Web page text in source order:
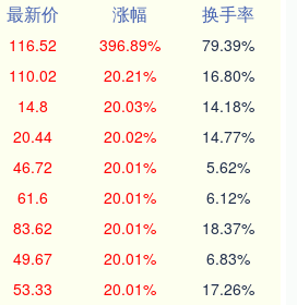
最新价 涨幅
换手率
116.52 396.89% 79.39%
110.02 20.21% 16.80%
14.8 20.03% 14.18%
20.44 20.02% 14.77%
46.72 20.01% 5.62%
61.6 20.01% 6.12%
83.62 20.01% 18.37%
49.67 20.01% 6.83%
53.33 20.01% 17.26%